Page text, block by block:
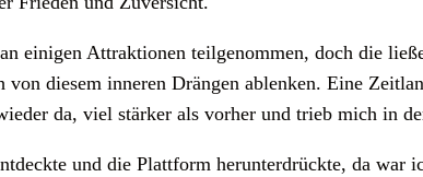
einigen Attraktionen teilgenommen, doch die
diesem inneren Drängen ablenken. Eine
da, viel stärker als vorher und trieb mich in
und die Plattform herunterdrückte, da